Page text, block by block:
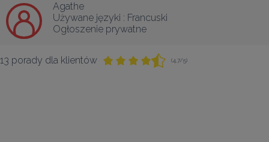
Agathe
Używane języki : Francuski
Ogłoszenie prywatne
13 porady dla klientów (4,7/5)